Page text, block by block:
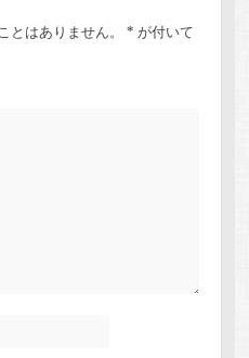
とはありません。 * が付いて